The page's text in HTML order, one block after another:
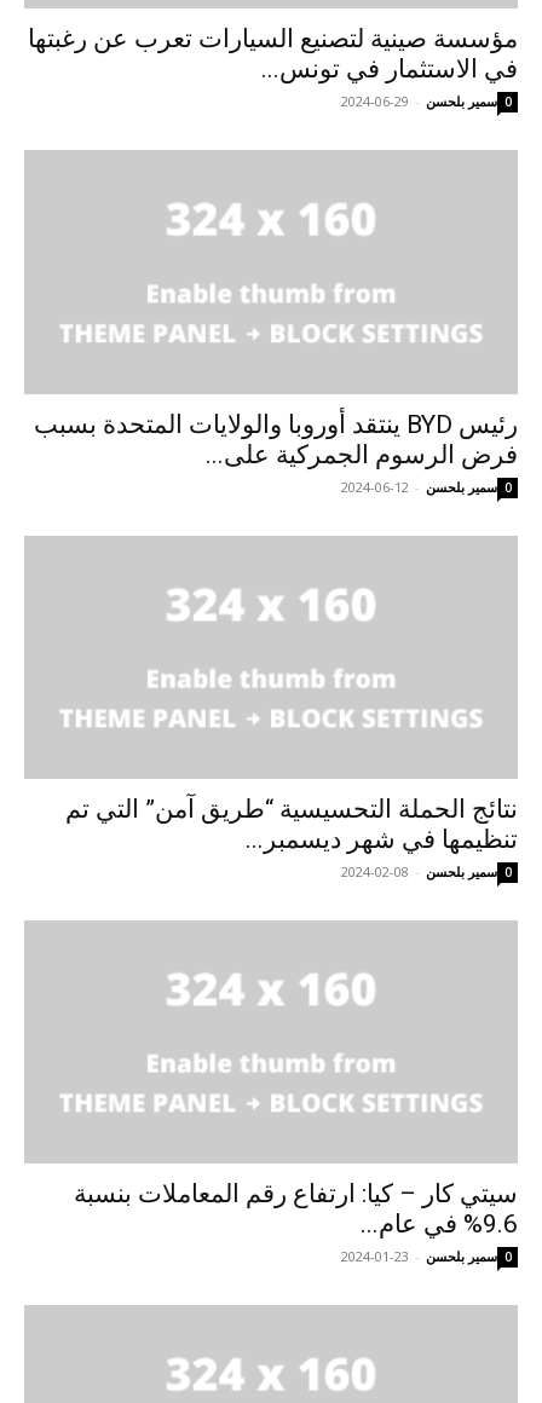
مؤسسة صينية لتصنيع السيارات تعرب عن رغبتها
في الاستثمار في تونس...
سمير بلحسن -
2024-06-29 0
رئيس BYD ينتقد أوروبا والولايات المتحدة بسبب
فرض الرسوم الجمركية على...
سمير بلحسن -
2024-06-12 0
نتائج الحملة التحسيسية “طريق آمن” التي تم
تنظيمها في شهر ديسمبر...
سمير بلحسن -
2024-02-08 0
سيتي كار – كيا: ارتفاع رقم المعاملات بنسبة
9.6% في عام...
سمير بلحسن -
2024-01-23 0